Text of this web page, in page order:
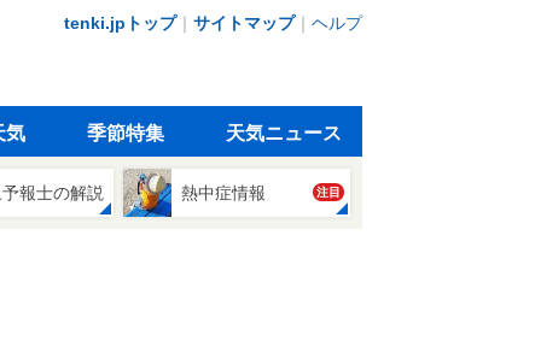
tenki.jpトップ｜ サイトマップ｜ ヘルプ
気 季節特集 天気ニュース
報士の解説 熱中症情報 注目